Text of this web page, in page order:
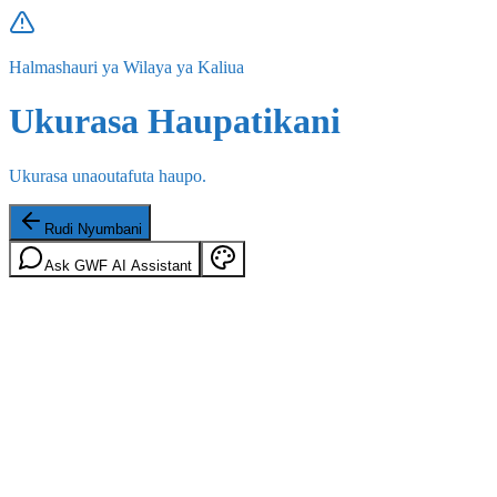
Halmashauri ya Wilaya ya Kaliua
Ukurasa Haupatikani
Ukurasa unaoutafuta haupo.
Rudi Nyumbani
Ask GWF AI Assistant